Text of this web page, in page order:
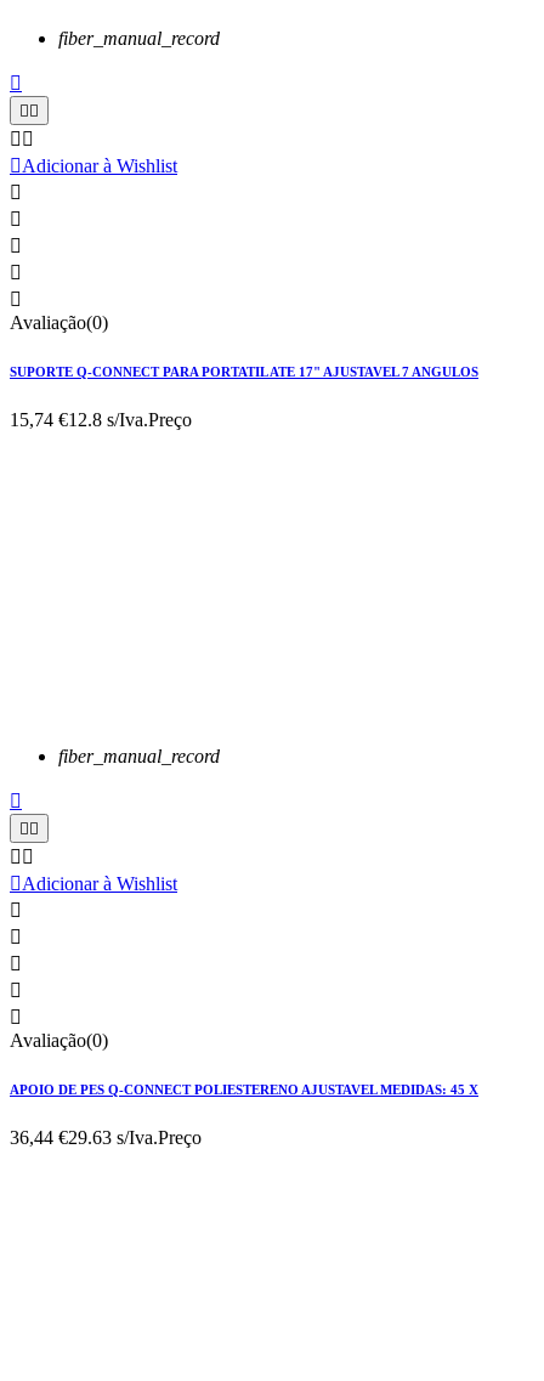
fiber_manual_record


 
Adicionar à Wishlist





Avaliação(0)
SUPORTE Q-CONNECT PARA PORTATIL ATE 17" AJUSTAVEL 7 ANGULOS
15,74 €12.8 s/Iva.Preço
fiber_manual_record


 
Adicionar à Wishlist





Avaliação(0)
APOIO DE PES Q-CONNECT POLIESTERENO AJUSTAVEL MEDIDAS: 45 X
36,44 €29.63 s/Iva.Preço